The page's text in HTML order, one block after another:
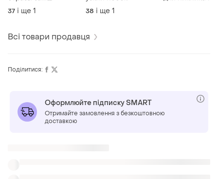
37 і ще 1 38 і ще 1
Всі товари продавця
Поділитися:
Оформлюйте підписку SMART
Отримайте замовлення з безкоштовною
доставкою